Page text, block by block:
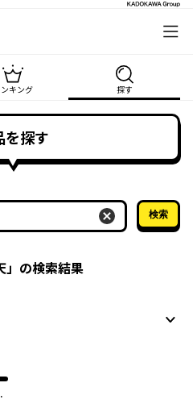
キング 探す
を探す
検索
」の検索結果